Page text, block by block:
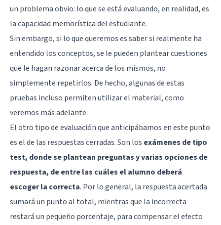
un problema obvio: lo que se está evaluando, en realidad, es
la capacidad memorística del estudiante.
Sin embargo, si lo que queremos es saber si realmente ha
entendido los conceptos, se le pueden plantear cuestiones
que le hagan razonar acerca de los mismos, no
simplemente repetirlos. De hecho, algunas de estas
pruebas incluso permiten utilizar el material, como
veremos más adelante.
El otro tipo de evaluación que anticipábamos en este punto
es el de las respuestas cerradas. Son los exámenes de tipo
test, donde se plantean preguntas y varias opciones de
respuesta, de entre las cuáles el alumno deberá
escoger la correcta. Por lo general, la respuesta acertada
sumará un punto al total, mientras que la incorrecta
restará un pequeño porcentaje, para compensar el efecto